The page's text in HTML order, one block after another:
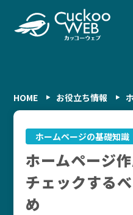
HOME お役立ち情報
ホームページの基礎知識
ホームページ
チェックする
め